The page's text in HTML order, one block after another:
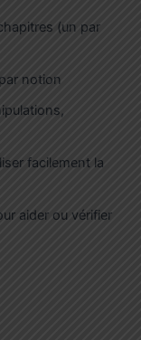
(un par
notion
facilement la
aider ou vérifier